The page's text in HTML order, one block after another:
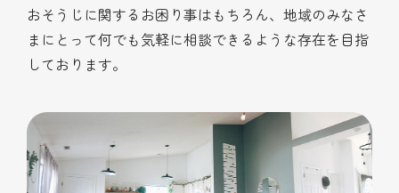
よくある質問
お問い合わせ
おそうじに関するお困り事はもちろん、地域のみなさ
まにとって何でも気軽に相談できるような存在を目指
しております。